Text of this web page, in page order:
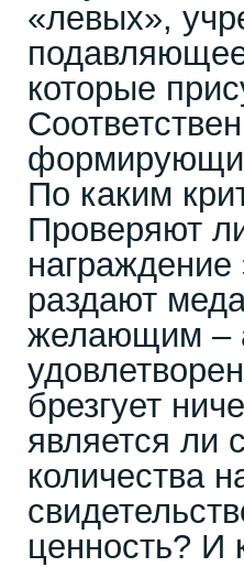
«левых»,
которые
По каким
Проверяют
раздают
желающим –
брезгует
является ли
количества
ценность? И